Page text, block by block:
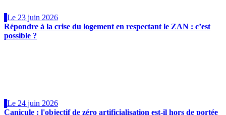
Le 23 juin 2026
Répondre à la crise du logement en respectant le ZAN : c’est
possible ?
Le 24 juin 2026
Canicule : l'objectif de zéro artificialisation est-il hors de portée